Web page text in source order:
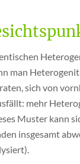
man
sich von
mehr
Muster kann
insgesamt